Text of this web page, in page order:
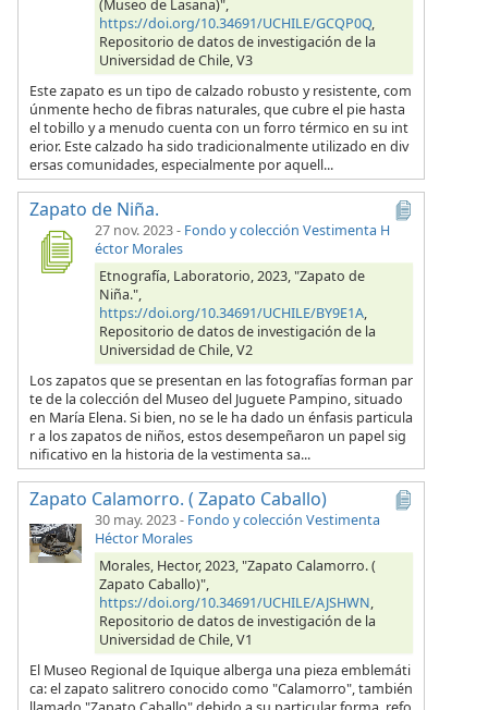
(Museo de Lasana)",
https://doi.org/10.34691/UCHILE/GCQP0Q,
Repositorio de datos de investigación de la
Universidad de Chile, V3
Este zapato es un tipo de calzado robusto y resistente, com
únmente hecho de fibras naturales, que cubre el pie hasta
el tobillo y a menudo cuenta con un forro térmico en su int
erior. Este calzado ha sido tradicionalmente utilizado en div
ersas comunidades, especialmente por aquell...
Zapato de Niña.
27 nov. 2023- Fondo y colección Vestimenta H
éctor Morales
Etnografía, Laboratorio, 2023, "Zapato de
Niña.",
https://doi.org/10.34691/UCHILE/BY9E1A,
Repositorio de datos de investigación de la
Universidad de Chile, V2
Los zapatos que se presentan en las fotografías forman par
te de la colección del Museo del Juguete Pampino, situado
en María Elena. Si bien, no se le ha dado un énfasis particula
r a los zapatos de niños, estos desempeñaron un papel sig
nificativo en la historia de la vestimenta sa...
Zapato Calamorro. ( Zapato Caballo)
30 may. 2023- Fondo y colección Vestimenta
Héctor Morales
Morales, Hector, 2023, "Zapato Calamorro. (
Zapato Caballo)",
https://doi.org/10.34691/UCHILE/AJSHWN,
Repositorio de datos de investigación de la
Universidad de Chile, V1
El Museo Regional de Iquique alberga una pieza emblemáti
ca: el zapato salitrero conocido como "Calamorro", también